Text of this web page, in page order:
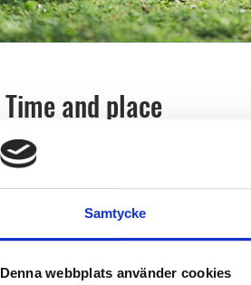
Samtycke
Denna webbplats använder cookies
Time and place
Jul 14, 2026, 9:00 AM – 9:45 AM
Ursand Resort & Camping,
About the event